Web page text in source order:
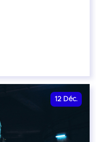
12 Déc.